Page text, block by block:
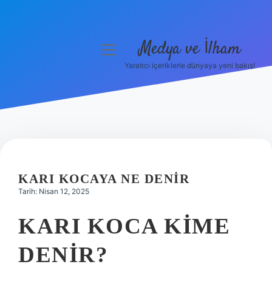
Hakkımızda
menüyüMedya ve İlham
Yaratıcı içeriklerle dünyaya yeni bakış!
KARI KOCAYA NE DENIR
Tarih: Nisan 12, 2025
KARI KOCA KIME
DENIR?